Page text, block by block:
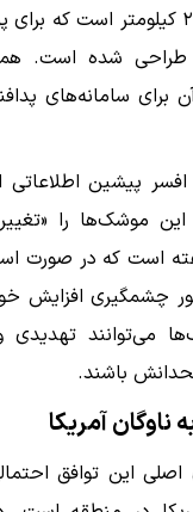
بردی در حدود ۲۹۰ کیلومتر است
طراحی شده است.
برای سامانه‌های
افسر پیشین اطلاعاتی
این موشک‌ها را
است که در صورت
چشمگیری افزایش
می‌توانند تهدیدی
باشند.
ناوگان آمریکا
این توافق